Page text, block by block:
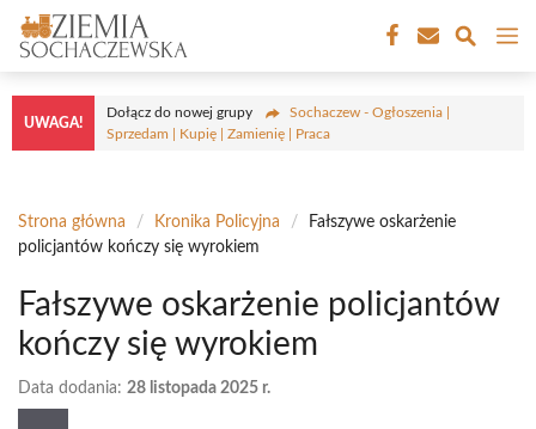
Przejdź
do
treści
UWAGA!
Dołącz do nowej grupy
Sochaczew - Ogłoszenia |
Sprzedam | Kupię | Zamienię | Praca
Strona główna / Kronika Policyjna /
Fałszywe oskarżenie
policjantów kończy się wyrokiem
Fałszywe oskarżenie policjantów
kończy się wyrokiem
Data dodania: 28 listopada 2025 r.